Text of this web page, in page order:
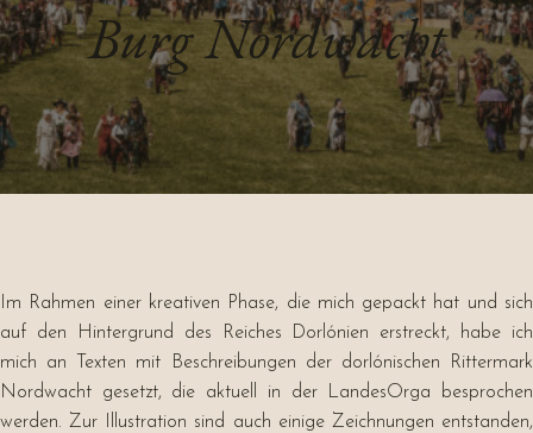
Burg Nordwacht
Im Rahmen einer kreativen Phase, die mich gepackt hat und sich
auf den Hintergrund des Reiches Dorlónien erstreckt, habe ich
mich an Texten mit Beschreibungen der dorlónischen Rittermark
Nordwacht gesetzt, die aktuell in der LandesOrga besprochen
werden. Zur Illustration sind auch einige Zeichnungen entstanden,